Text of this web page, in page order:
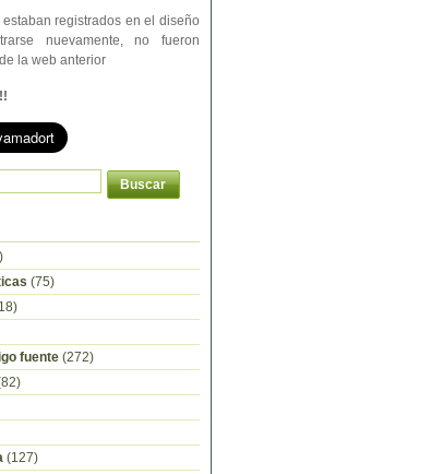
estaban registrados en el diseño
nuevamente, no fueron
la web anterior
(75)
fuente(272)
(127)